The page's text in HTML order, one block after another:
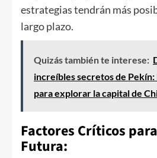
estrategias tendrán más
largo plazo.
Quizás también te interese:
increíbles secretos de
para explorar la capital de
Factores Críticos
Futura: